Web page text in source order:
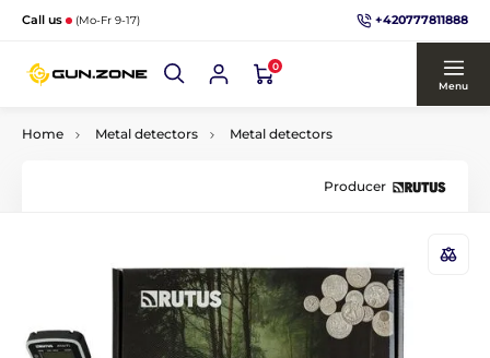
Call us (Mo-Fr 9-17) +420777811888
0
Menu
Home Metal detectors Metal detectors
Producer